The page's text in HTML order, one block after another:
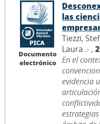
Documento
electrónico
las
Tiezzi,
Laura .- ,
En el
evidencia